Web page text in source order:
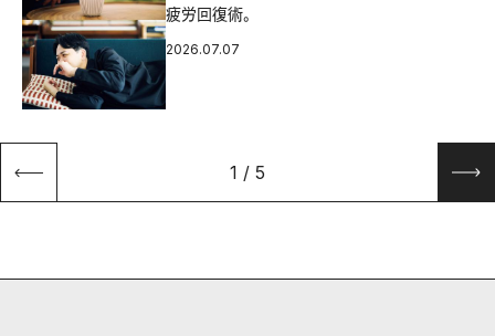
疲労回復術。
2026.07.07
1 / 5